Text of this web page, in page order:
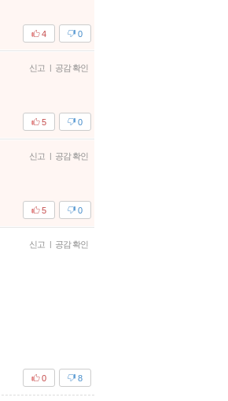
0
4
신고 | 공감 확인
0
5
신고 | 공감 확인
0
5
신고 | 공감 확인
8
0